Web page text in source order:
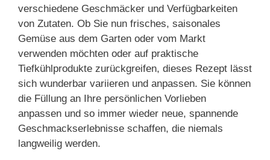
verschiedene Geschmäcker und Verfügbarkeiten
von Zutaten. Ob Sie nun frisches, saisonales
Gemüse aus dem Garten oder vom Markt
verwenden möchten oder auf praktische
Tiefkühlprodukte zurückgreifen, dieses Rezept lässt
sich wunderbar variieren und anpassen. Sie können
die Füllung an Ihre persönlichen Vorlieben
anpassen und so immer wieder neue, spannende
Geschmackserlebnisse schaffen, die niemals
langweilig werden.